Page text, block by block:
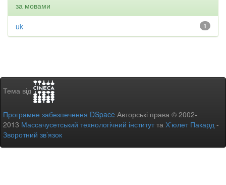
за мовами
1
uk
Тема від
Програмне забезпечення DSpace Авторські права © 2002-
2013 Массачусетський технологічний інститутта Х’юлет Пакард -
Зворотний зв’язок